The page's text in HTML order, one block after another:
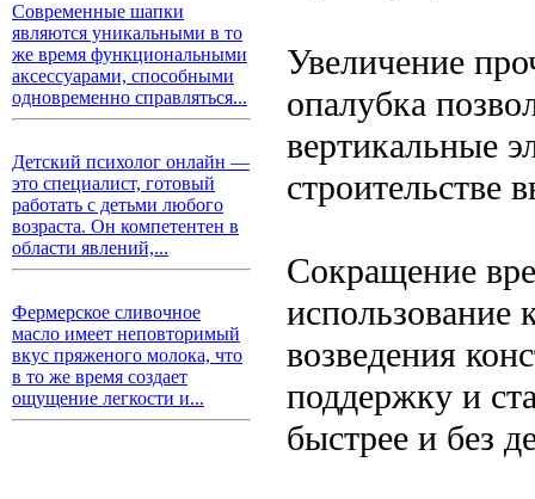
Современные шапки
являются уникальными в то
же время функциональными
аксессуарами, способными
одновременно справляться...
Детский психолог онлайн —
это специалист, готовый
работать с детьми любого
возраста. Он компетентен в
области явлений,...
Фермерское сливочное
масло имеет неповторимый
вкус пряженого молока, что
в то же время создает
ощущение легкости и...
Увеличение
опалубка
вертикальные
строительстве
Сокращение
использование
возведения
поддержку и
быстрее и без